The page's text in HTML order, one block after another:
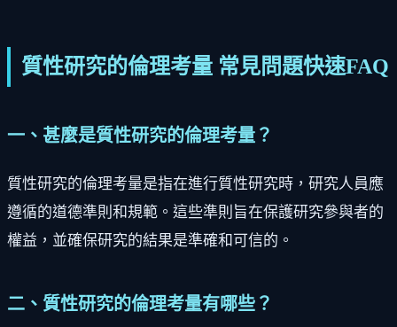
質性研究的倫理考量 常見問題快速FAQ
一、甚麼是質性研究的倫理考量？
質性研究的倫理考量是指在進行質性研究時，研究人員應
遵循的道德準則和規範。這些準則旨在保護研究參與者的
權益，並確保研究的結果是準確和可信的。
二、質性研究的倫理考量有哪些？